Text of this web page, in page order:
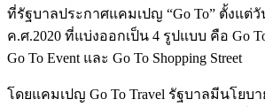
ที่รัฐบาลประกาศแคมเปญ “Go To” ตั้งแต่
ค.ศ.2020 ที่แบ่งออกเป็น 4 รูปแบบ คือ Go To
Go To Event และ Go To Shopping Street
โดยแคมเปญ Go To Travel รัฐบาลมีนโยบ